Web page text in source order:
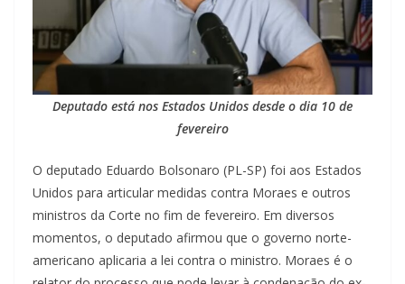
Deputado está nos Estados Unidos desde o dia 10 de
fevereiro
O deputado Eduardo Bolsonaro (PL-SP) foi aos Estados
Unidos para articular medidas contra Moraes e outros
ministros da Corte no fim de fevereiro. Em diversos
momentos, o deputado afirmou que o governo norte-
americano aplicaria a lei contra o ministro. Moraes é o